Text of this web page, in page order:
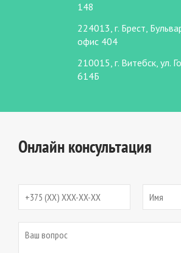
Онлайн консультация
148
224013, г. Брест,
офис 404
210015, г. Витебск, ул.
614Б